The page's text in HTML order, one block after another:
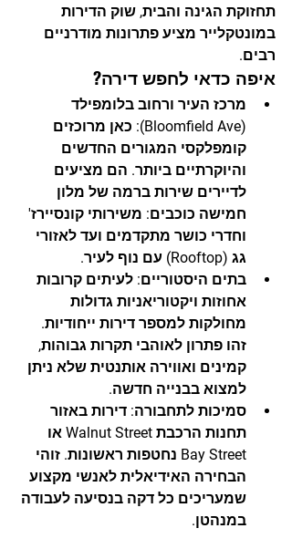
תחזוקת הגינה והבית, שוק הדירות
במונטקלייר מציע פתרונות מודרניים
רבים.
איפה כדאי לחפש דירה?
מרכז העיר ורחוב בלומפילד
(Bloomfield Ave):
כאן מרוכזים
קומפלקסי המגורים החדשים
והיוקרתיים ביותר. הם מציעים
לדיירים שירות ברמה של מלון
חמישה כוכבים: משירותי קונסיירז'
וחדרי כושר מתקדמים ועד לאזורי
גג (Rooftop) עם נוף לעיר.
בתים היסטוריים: לעיתים קרובות
אחוזות ויקטוריאניות גדולות
מחולקות למספר דירות ייחודיות.
זהו פתרון לאוהבי תקרות גבוהות,
קמינים ואווירה אותנטית שלא ניתן
למצוא בבנייה חדשה.
סמיכות לתחבורה: דירות באזור
תחנות הרכבת Walnut Street או
Bay Street נחטפות ראשונות. זוהי
הבחירה האידיאלית לאנשי מקצוע
שמעריכים כל דקה בנסיעה לעבודה
במנהטן.